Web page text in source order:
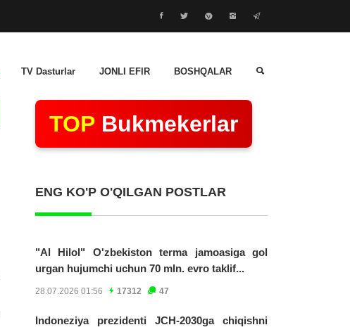
TV Dasturlar JONLI EFIR BOSHQALAR
TOP Bukmekerlar
ENG KO'P O'QILGAN POSTLAR
"Al Hilol" O'zbekiston terma jamoasiga gol
urgan hujumchi uchun 70 mln. evro taklif...
28.07.2026 01:56 17312 47
Indoneziya prezidenti JCH-2030ga chiqishni